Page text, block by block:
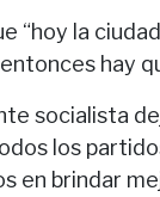
“hoy la
hay
socialista
los
en brindar